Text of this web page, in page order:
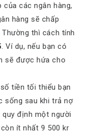
của các ngân hàng,
hàng sẽ chấp
Thường thì cách tính
. Ví dụ, nếu bạn có
sẽ được hứa cho
tiền tối thiểu bạn
sống sau khi trả nợ
quy định một người
ít nhất 9 500 kr